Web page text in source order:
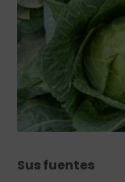
Sus fuentes